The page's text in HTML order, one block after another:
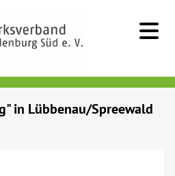
in Lübbenau/Spreewald